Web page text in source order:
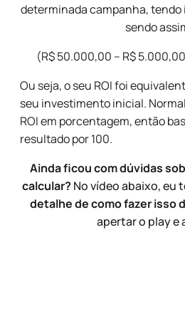
determinada campanha,
sendo
(R$ 50.000,00 – R$
Ou seja, o seu ROI foi
seu investimento inicial.
ROI em porcentagem, então
resultado por 100.
Ainda ficou com dúvidas
calcular? No vídeo abaixo, eu
detalhe de como fazer isso
apertar o play e